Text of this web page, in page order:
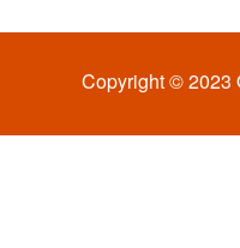
Copyright © 2023